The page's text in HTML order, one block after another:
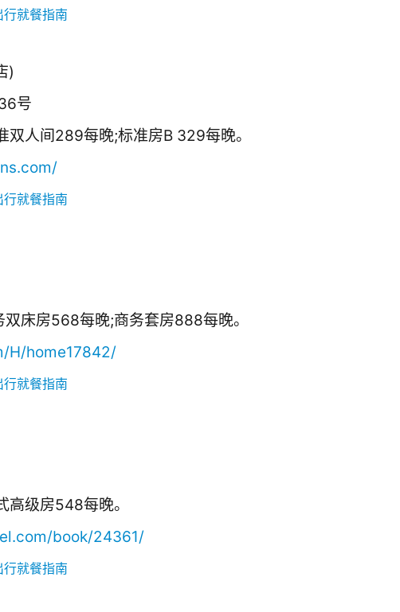
)
号
人间289每晚;标准房B 329每晚。
房568每晚;商务套房888每晚。
H/home17842/
级房548每晚。
book/24361/